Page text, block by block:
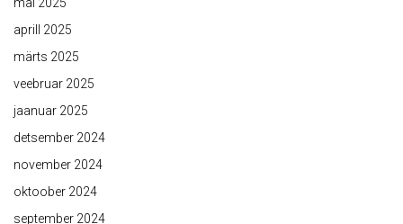
aprill 2025
märts 2025
veebruar 2025
jaanuar 2025
detsember 2024
november 2024
oktoober 2024
september 2024